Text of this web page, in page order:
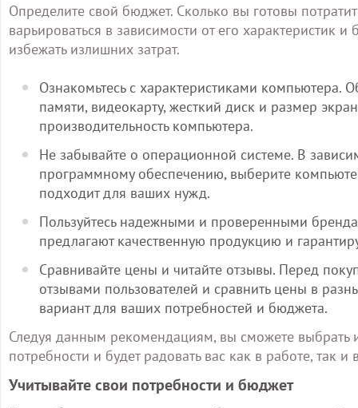
Определите свой бюджет. Сколько вы готовы
варьироваться в зависимости от его характеристик
избежать излишних затрат.
Ознакомьтесь с характеристиками компьютера.
памяти, видеокарту, жесткий диск и размер
производительность компьютера.
Не забывайте о операционной системе. В
программному обеспечению, выберите
подходит для ваших нужд.
Пользуйтесь надежными и проверенными
предлагают качественную продукцию и
Сравнивайте цены и читайте отзывы. Перед
отзывами пользователей и сравнить цены в
вариант для ваших потребностей и бюджета.
Следуя данным рекомендациям, вы сможете выбрать
потребности и будет радовать вас как в работе, так и
Учитывайте свои потребности и бюджет